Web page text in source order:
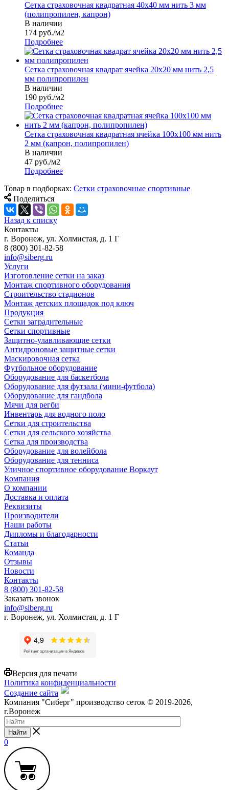
Сетка страховочная квадратная 40х40 мм нить 3 мм
(полипропилен, капрон)
В наличии
174 руб./м2
Подробнее
Сетка страховочная квадрат ячейка 20х20 мм нить 2,5
мм полипропилен
В наличии
190 руб./м2
Подробнее
Сетка страховочная квадратная ячейка 100х100 мм нить
2 мм (капрон, полипропилен)
В наличии
47 руб./м2
Подробнее
Товар в подборках: Сетки страховочные спортивные
Поделиться
Назад к списку
Контакты
г. Воронеж, ул. Холмистая, д. 1 Г
8 (800) 301-82-58
info@siberg.ru
Услуги
Изготовление сетки на заказ
Монтаж спортивного оборудования
Строительство стадионов
Монтаж детских площадок под ключ
Продукция
Сетки заградительные
Сетки спортивные
Защитно-улавливающие сетки
Антидроновые защитные сетки
Маскировочная сетка
Футбольное оборудование
Оборудование для баскетбола
Оборудование для футзала (мини-футбола)
Оборудование для гандбола
Мячи для регби
Инвентарь для водного поло
Сетки для строительства
Сетки для сельского хозяйства
Сетка для производства
Оборудование для волейбола
Оборудование для тенниса
Уличное спортивное оборудование Воркаут
Компания
О компании
Доставка и оплата
Реквизиты
Производители
Наши работы
Дипломы и благодарности
Статьи
Команда
Отзывы
Новости
Контакты
8 (800) 301-82-58
Заказать звонок
info@siberg.ru
г. Воронеж, ул. Холмистая, д. 1 Г
Версия для печати
Политика конфиденциальности
Создание сайта
Компания "Сиберг" производство сеток © 2019-2026,
г.Воронеж
Найти
0